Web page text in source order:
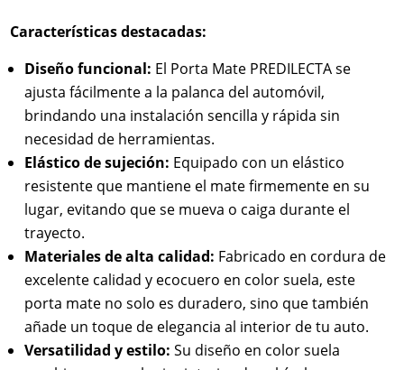
Características destacadas:
Diseño funcional: El Porta Mate PREDILECTA se
ajusta fácilmente a la palanca del automóvil,
brindando una instalación sencilla y rápida sin
necesidad de herramientas.
Elástico de sujeción: Equipado con un elástico
resistente que mantiene el mate firmemente en su
lugar, evitando que se mueva o caiga durante el
trayecto.
Materiales de alta calidad: Fabricado en cordura de
excelente calidad y ecocuero en color suela, este
porta mate no solo es duradero, sino que también
añade un toque de elegancia al interior de tu auto.
Versatilidad y estilo: Su diseño en color suela